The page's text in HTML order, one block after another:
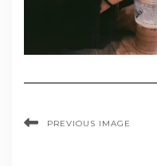
PREVIOUS IMAGE